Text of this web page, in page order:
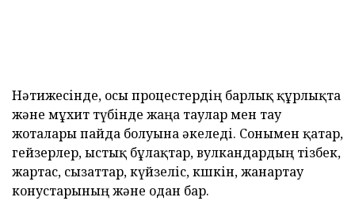
Нәтижесінде, осы процестердің барлық құрлықта
және мұхит түбінде жаңа таулар мен тау
жоталары пайда болуына әкеледі. Сонымен қатар,
гейзерлер, ыстық бұлақтар, вулкандардың тізбек,
жартас, сызаттар, күйзеліс, көшкін, жанартау
конустарының және одан бар.